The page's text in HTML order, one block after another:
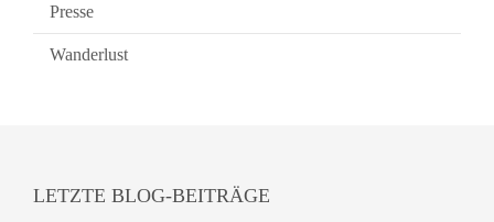
Presse
Wanderlust
LETZTE BLOG-BEITRÄGE